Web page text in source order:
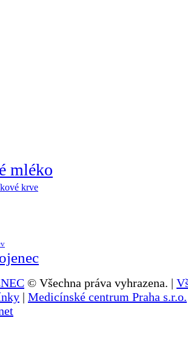
mléko
krve
© Všechna práva vyhrazena. |
| Medicínské centrum Praha s.r.o.